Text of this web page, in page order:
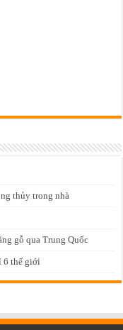
thủy trong nhà
gỗ qua Trung Quốc
6 thế giới